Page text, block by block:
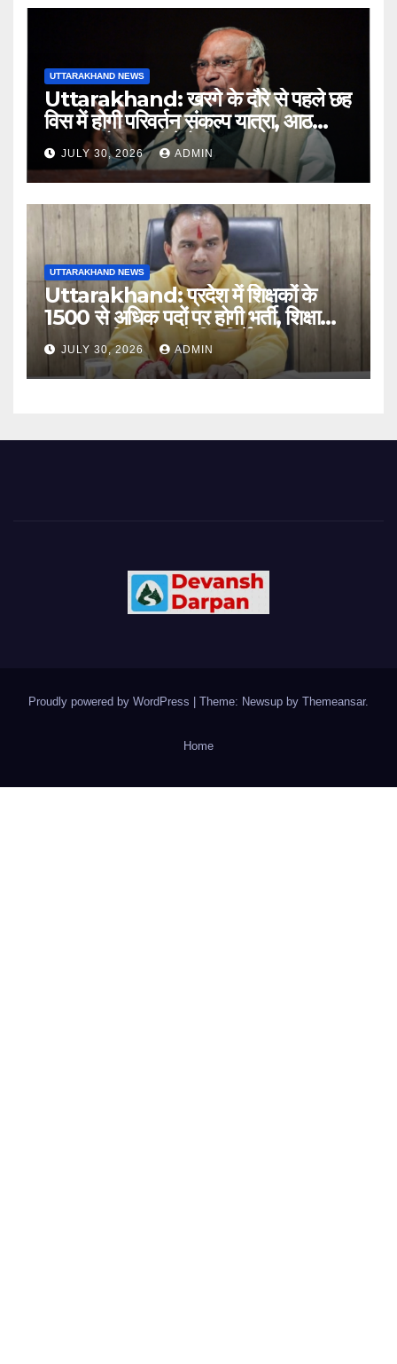
UTTARAKHAND NEWS
Uttarakhand: खरगे के दौरे से पहले छह
विस में होगी परिवर्तन संकल्प यात्रा, आठ
अगस्त को हल्द्वानी में रैली
JULY 30, 2026 ADMIN
UTTARAKHAND NEWS
Uttarakhand: प्रदेश में शिक्षकों के
1500 से अधिक पदों पर होगी भर्ती, शिक्षा
मंत्री धन सिंह रावत ने दिए निर्देश
JULY 30, 2026 ADMIN
Proudly powered by WordPress | Theme: Newsup by Themeansar.
Home